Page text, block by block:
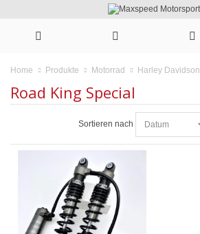
Home Produkte Motorrad Harley Davidson
Road King Special
Sortieren nach